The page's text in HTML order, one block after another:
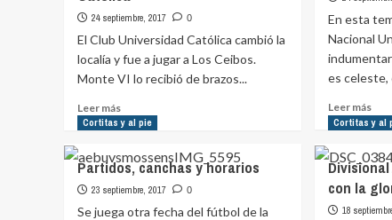
ante
Nacional
U.
en
imágenes
y
se
como
24 septiembre, 2017 0
El Club Universidad Católica cambió la
localía y fue a jugar a Los Ceibos.
Monte VI lo recibió de brazos...
Leer más
más
Divisional
B:
Monte
En esta
Nacional
es celeste,
Leer más
más
de
Cortitas y al pie
Partidos, canchas y horarios
23 septiembre, 2017 0
Se juega otra fecha del fútbol de la
Cortitas y al
con la
18